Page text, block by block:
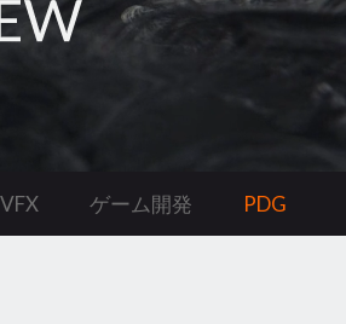
VFX ゲーム開発 PDG